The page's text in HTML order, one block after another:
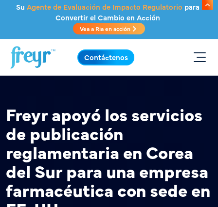
Saltar al contenido principal
Su Agente de Evaluación de Impacto Regulatorio para
Convertir el Cambio en Acción
Vea a Ria en acción
.
Contáctenos
Freyr apoyó los servicios
de publicación
reglamentaria en Corea
del Sur para una empresa
farmacéutica con sede en